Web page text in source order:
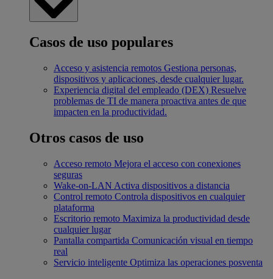
Casos de uso populares
Acceso y asistencia remotos Gestiona personas,
dispositivos y aplicaciones, desde cualquier lugar.
Experiencia digital del empleado (DEX) Resuelve
problemas de TI de manera proactiva antes de que
impacten en la productividad.
Otros casos de uso
Acceso remoto Mejora el acceso con conexiones
seguras
Wake-on-LAN Activa dispositivos a distancia
Control remoto Controla dispositivos en cualquier
plataforma
Escritorio remoto Maximiza la productividad desde
cualquier lugar
Pantalla compartida Comunicación visual en tiempo
real
Servicio inteligente Optimiza las operaciones posventa